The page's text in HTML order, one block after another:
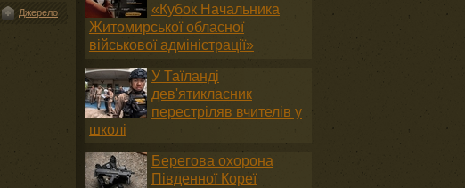
Джерело
«Кубок Начальника
Житомирської обласної
військової адміністрації»
У Таїланді
дев'ятикласник
перестріляв вчителів у
школі
Берегова охорона
Південної Кореї